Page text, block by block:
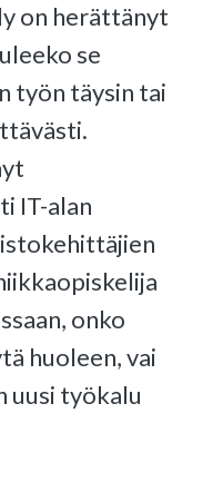
on herättänyt
se
työn täysin tai
IT-alan
onko
huoleen, vai
uusi työkalu